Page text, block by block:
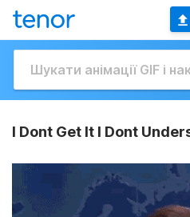
I Dont Get It I Dont